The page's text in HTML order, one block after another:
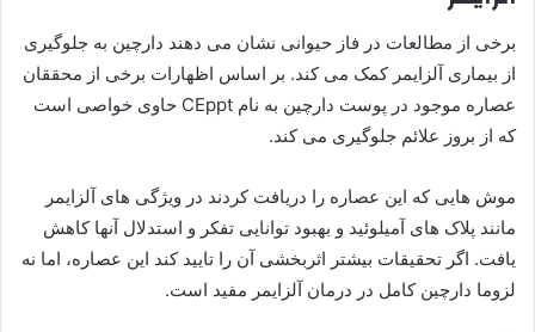
برخی از مطالعات در فاز حیوانی نشان می دهند دارچین به جلوگیری
از بیماری آلزایمر کمک می کند. بر اساس اظهارات برخی از محققان
عصاره موجود در پوست دارچین به نام CEppt حاوی خواصی است
که از بروز علائم جلوگیری می کند.
موش هایی که این عصاره را دریافت کردند در ویژگی های آلزایمر
مانند پلاک های آمیلوئید و بهبود توانایی تفکر و استدلال آنها کاهش
یافت. اگر تحقیقات بیشتر اثربخشی آن را تایید کند این عصاره، اما نه
لزوما دارچین کامل در درمان آلزایمر مفید است.